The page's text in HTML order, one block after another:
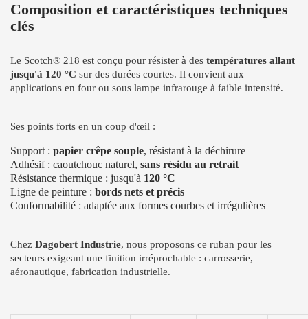
Composition et caractéristiques techniques
clés
Le Scotch® 218 est conçu pour résister à des températures allant
jusqu'à 120 °C sur des durées courtes. Il convient aux
applications en four ou sous lampe infrarouge à faible intensité.
Ses points forts en un coup d'œil :
Support : papier crêpe souple, résistant à la déchirure
Adhésif : caoutchouc naturel, sans résidu au retrait
Résistance thermique : jusqu'à 120 °C
Ligne de peinture : bords nets et précis
Conformabilité : adaptée aux formes courbes et irrégulières
Chez Dagobert Industrie, nous proposons ce ruban pour les
secteurs exigeant une finition irréprochable : carrosserie,
aéronautique, fabrication industrielle.